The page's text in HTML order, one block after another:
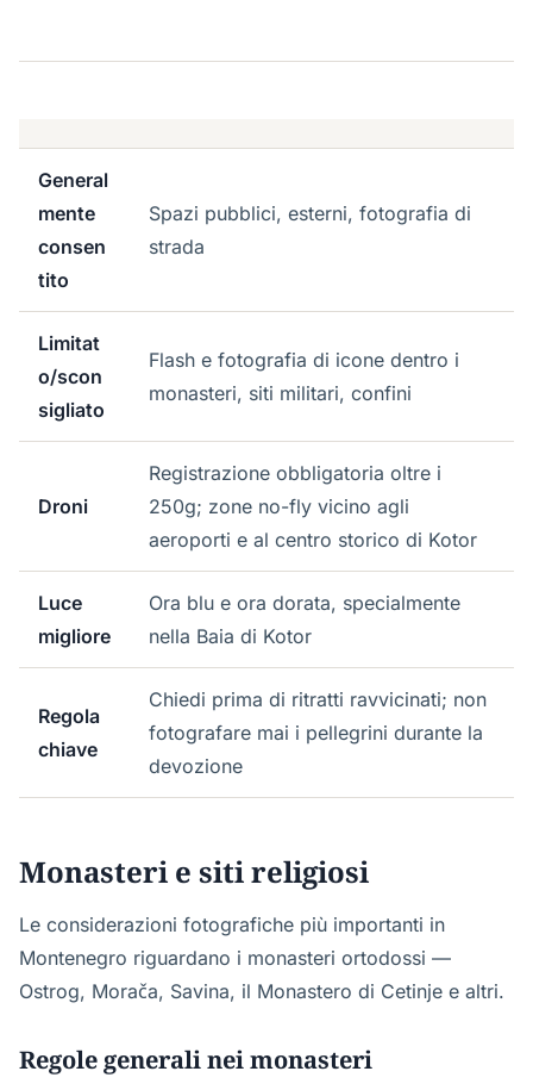
General
mente
consen
tito
Spazi pubblici, esterni, fotografia di
strada
Limitat
o/scon
sigliato
Flash e fotografia di icone dentro i
monasteri, siti militari, confini
Droni
Registrazione obbligatoria oltre i
250g; zone no-fly vicino agli
aeroporti e al centro storico di Kotor
Luce
migliore
Ora blu e ora dorata, specialmente
nella Baia di Kotor
Regola
chiave
Chiedi prima di ritratti ravvicinati; non
fotografare mai i pellegrini durante la
devozione
Monasteri e siti religiosi
Le considerazioni fotografiche più importanti in
Montenegro riguardano i monasteri ortodossi —
Ostrog, Morača, Savina, il Monastero di Cetinje e altri.
Regole generali nei monasteri